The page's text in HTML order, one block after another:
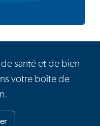
santé et de bien-
votre boîte de